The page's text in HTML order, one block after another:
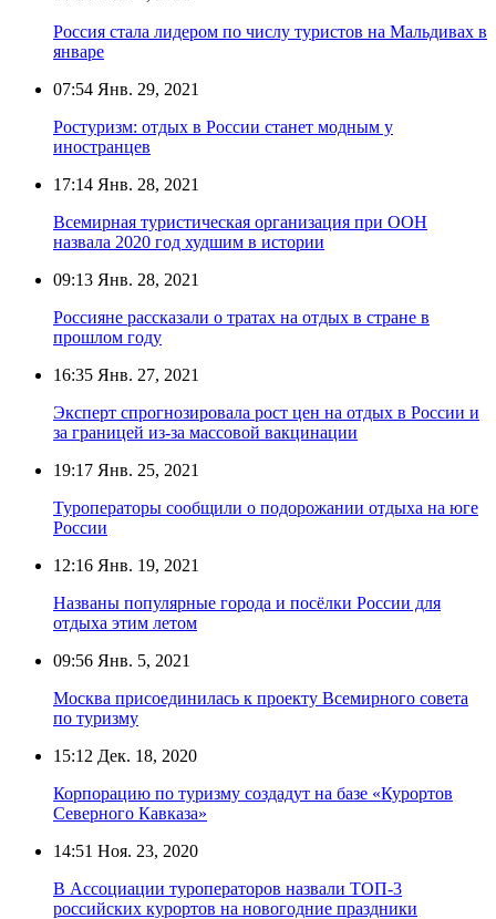
Россия стала лидером по числу туристов на Мальдивах в
январе
07:54 Янв. 29, 2021
Ростуризм: отдых в России станет модным у
иностранцев
17:14 Янв. 28, 2021
Всемирная туристическая организация при ООН
назвала 2020 год худшим в истории
09:13 Янв. 28, 2021
Россияне рассказали о тратах на отдых в стране в
прошлом году
16:35 Янв. 27, 2021
Эксперт спрогнозировала рост цен на отдых в России и
за границей из-за массовой вакцинации
19:17 Янв. 25, 2021
Туроператоры сообщили о подорожании отдыха на юге
России
12:16 Янв. 19, 2021
Названы популярные города и посёлки России для
отдыха этим летом
09:56 Янв. 5, 2021
Москва присоединилась к проекту Всемирного совета
по туризму
15:12 Дек. 18, 2020
Корпорацию по туризму создадут на базе «Курортов
Северного Кавказа»
14:51 Ноя. 23, 2020
В Ассоциации туроператоров назвали ТОП-3
российских курортов на новогодние праздники